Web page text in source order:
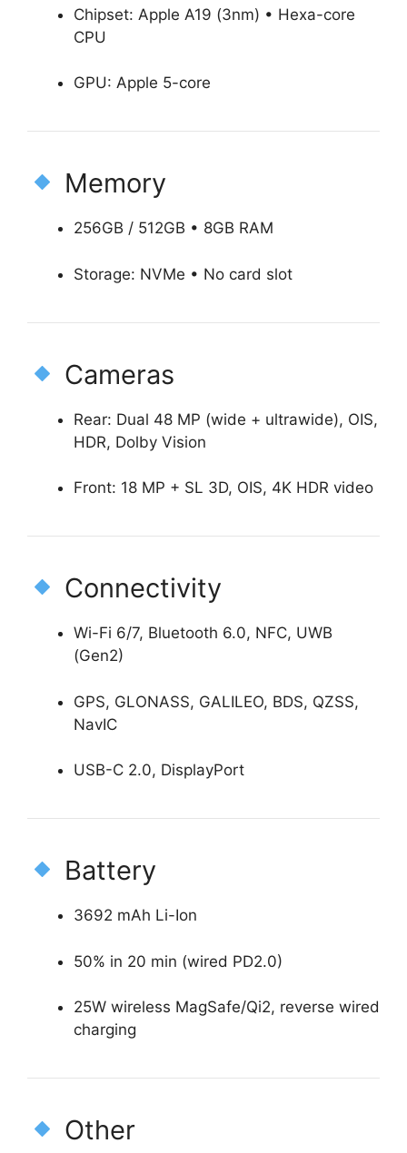
Chipset: Apple A19 (3nm) • Hexa-core
CPU
GPU: Apple 5-core
Memory
256GB / 512GB • 8GB RAM
Storage: NVMe • No card slot
Cameras
Rear: Dual 48 MP (wide + ultrawide), OIS,
HDR, Dolby Vision
Front: 18 MP + SL 3D, OIS, 4K HDR video
Connectivity
Wi-Fi 6/7, Bluetooth 6.0, NFC, UWB
(Gen2)
GPS, GLONASS, GALILEO, BDS, QZSS,
NavIC
USB-C 2.0, DisplayPort
Battery
3692 mAh Li-Ion
50% in 20 min (wired PD2.0)
25W wireless MagSafe/Qi2, reverse wired
charging
Other